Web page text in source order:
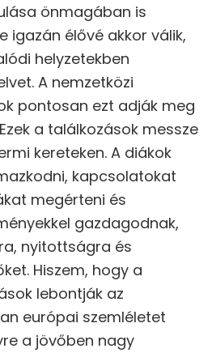
önmagában is
igazán élővé akkor válik,
helyzetekben
A nemzetközi
pontosan ezt adják meg
a találkozások messze
kereteken. A diákok
kapcsolatokat
megérteni és
gazdagodnak,
nyitottságra és
Hiszem, hogy a
lebontják az
európai szemléletet
a jövőben nagy